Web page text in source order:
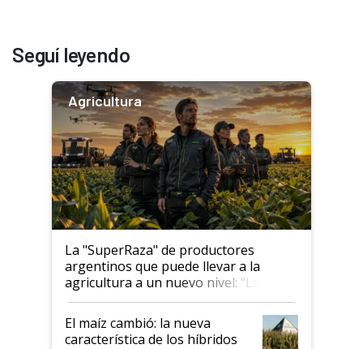
Seguí leyendo
Agricultura
La "SuperRaza" de productores
argentinos que puede llevar a la
agricultura a un nuevo nivel: "Las
posibilidades de crecimiento son
infinitas"
El maíz cambió: la nueva
característica de los híbridos